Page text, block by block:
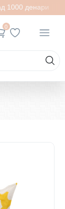
1000 денари
0